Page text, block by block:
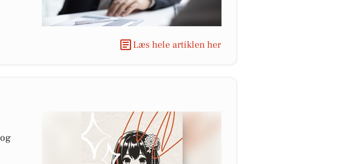
Læs hele artiklen her